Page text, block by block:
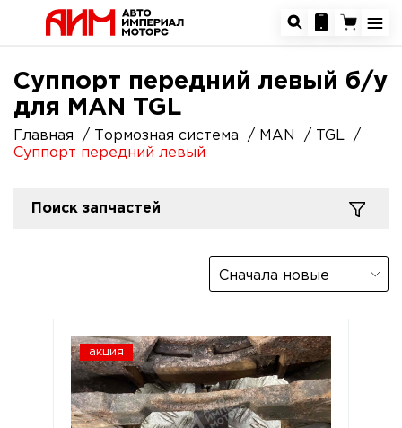
Суппорт передний левый б/у
для MAN TGL
Главная Тормозная система MAN
TGL
Суппорт передний левый
Поиск запчастей
Сначала новые
акция